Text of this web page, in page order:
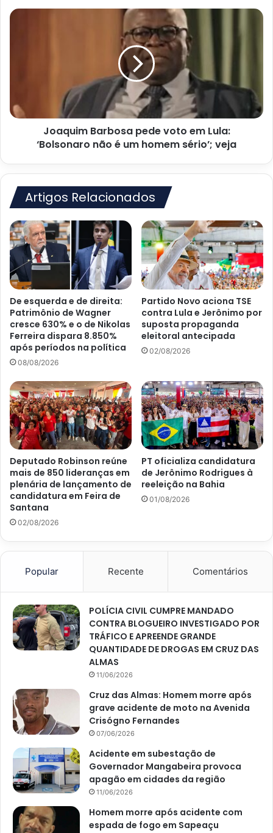
Joaquim
não
é
homem
Joaquim Barbosa pede voto em Lula:
‘Bolsonaro não é um homem sério’; veja
Artigos Relacionados
De esquerda e de direita:
Patrimônio de Wagner
cresce 630% e o de Nikolas
Ferreira dispara 8.850%
após períodos na política
08/08/2026
Partido Novo aciona TSE
contra Lula e Jerônimo por
suposta propaganda
eleitoral antecipada
02/08/2026
Deputado Robinson reúne
mais de 850 lideranças em
plenária de lançamento de
candidatura em Feira de
Santana
02/08/2026
PT oficializa candidatura
de Jerônimo Rodrigues à
reeleição na Bahia
01/08/2026
Popular Recente Comentários
POLÍCIA CIVIL CUMPRE MANDADO
CONTRA BLOGUEIRO INVESTIGADO POR
TRÁFICO E APREENDE GRANDE
QUANTIDADE DE DROGAS EM CRUZ DAS
ALMAS
11/06/2026
Cruz das Almas: Homem morre após
grave acidente de moto na Avenida
Crisógno Fernandes
07/06/2026
Acidente em subestação de
Governador Mangabeira provoca
apagão em cidades da região
11/06/2026
Homem morre após acidente com
espada de fogo em Sapeaçu